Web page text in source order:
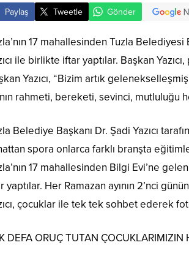
Paylaş Tweetle Gönder
17 mahallesinden Tuzla
ile birlikte iftar yaptılar. Başkan
Yazıcı, “Bizim artık
rahmeti, bereketi, sevinci, mutluluğu
Belediye Başkanı Dr. Şadi Yazıcı
spora onlarca farklı branşta
17 mahallesinden Bilgi Evi’ne
yaptılar. Her Ramazan ayının 2’nci
çocuklar ile tek tek sohbet ederek
DEFA ORUÇ TUTAN